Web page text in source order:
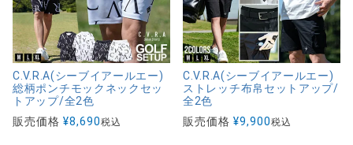
C.V.R.A(シーブイアールエー)
総柄ポンチモックネックセッ
トアップ/全2色
販売価格 ¥8,690税込
C.V.R.A(シーブイアールエー)
ストレッチ布帛セットアップ/
全2色
販売価格 ¥9,900税込